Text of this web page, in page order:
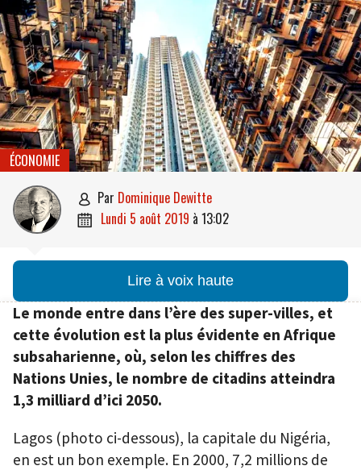
ÉCONOMIE
 par Dominique Dewitte
 lundi 5 août 2019 à 13:02
Lire à voix haute
Le monde entre dans l’ère des super-villes, et
cette évolution est la plus évidente en Afrique
subsaharienne, où, selon les chiffres des
Nations Unies, le nombre de citadins atteindra
1,3 milliard d’ici 2050.
Lagos (photo ci-dessous), la capitale du Nigéria,
en est un bon exemple. En 2000, 7,2 millions de